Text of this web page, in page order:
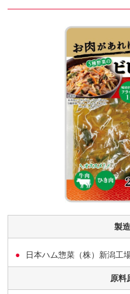
製
日本ハム惣菜（株）新潟工
原料